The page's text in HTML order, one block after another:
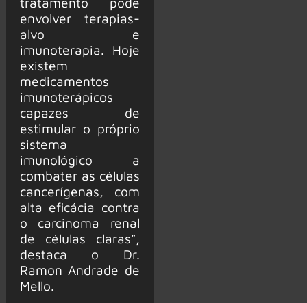
envolver terapias-
alvo e
imunoterapia. Hoje
existem
medicamentos
imunoterápicos
capazes de
estimular o próprio
sistema
imunológico a
combater as células
cancerígenas, com
alta eficácia contra
o carcinoma renal
de células claras”,
destaca o Dr.
Ramon Andrade de
Mello.